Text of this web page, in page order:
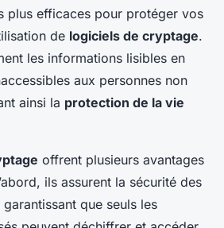
plus efficaces pour protéger vos
de logiciels de cryptage.
les informations lisibles en
aux personnes non
ainsi la protection de la vie
offrent plusieurs avantages
ils assurent la sécurité des
que seuls les